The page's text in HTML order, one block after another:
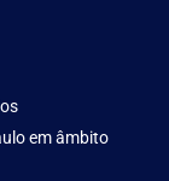
em âmbito